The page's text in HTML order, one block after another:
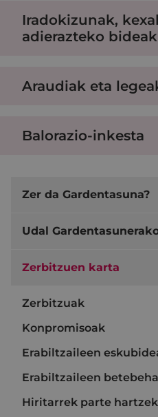
Iradokizunak,
adierazteko bideak
Araudiak eta
Balorazio-inkesta
Zer da Gardentasuna?
Udal
Zerbitzuen karta
Zerbitzuak
Konpromisoak
Erabiltzaileen
Erabiltzaileen
Hiritarrek parte